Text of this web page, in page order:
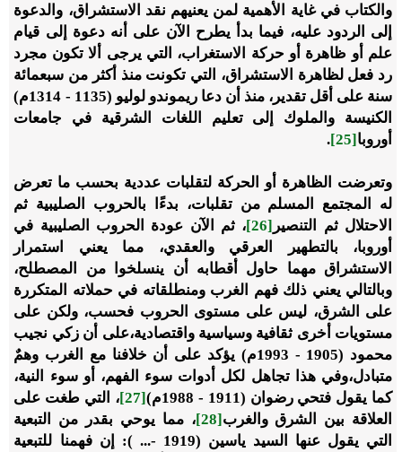
والكتاب في غاية الأهمية لمن يعنيهم نقد الاستشراق، والدعوة
إلى الردود عليه، فيما بدأ يطرح الآن على أنه دعوة إلى قيام
علم أو ظاهرة أو حركة الاستغراب، التي يرجى ألا تكون مجرد
رد فعل لظاهرة الاستشراق، التي تكونت منذ أكثر من سبعمائة
سنة على أقل تقدير، منذ أن دعا ريموندو لوليو (1135 - 1314م)
الكنيسة والملوك إلى تعليم اللغات الشرقية في جامعات
أوروبا[25]
.
وتعرضت الظاهرة أو الحركة لتقلبات عددية بحسب ما تعرض
له المجتمع المسلم من تقلبات، بدءًا بالحروب الصليبية ثم
الاحتلال ثم التنصير [26]
، ثم الآن عودة الحروب الصليبية في
أوروبا، بالتطهير العرقي والعقدي، مما يعني استمرار
الاستشراق مهما حاول أقطابه أن ينسلخوا من المصطلح،
وبالتالي يعني ذلك فهم الغرب ومنطلقاته في حملاته المتكررة
على الشرق، ليس على مستوى الحروب فحسب، ولكن على
مستويات أخرى ثقافية وسياسية واقتصادية،على أن زكي نجيب
محمود (1905 - 1993م) يؤكد على أن خلافنا مع الغرب وهمٌ
متبادل،وفي هذا تجاهل لكل أدوات سوء الفهم، أو سوء النية،
كما يقول فتحي رضوان (1911 - 1988م)
[27]
، التي طغت على
العلاقة بين الشرق والغرب[28]
، مما يوحي بقدر من التبعية
التي يقول عنها السيد ياسين (1919 -... ): إن فهمنا للتبعية